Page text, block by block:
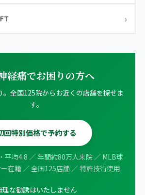
›
経痛でお困りの方へ
。全国125院からお近くの店舗を探せま
す。
回特別価格で予約する
平均4.8 ／ 年間約80万人来院 ／ MLB球
在籍 ／ 全国125店舗 ／ 特許技術使用
理な勧誘はいたしません